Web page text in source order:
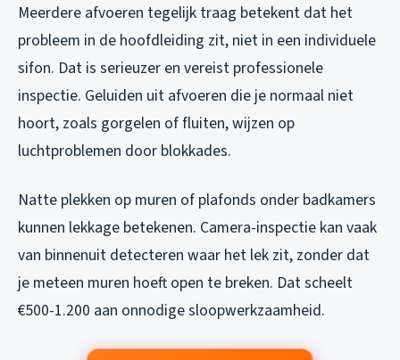
Meerdere afvoeren tegelijk traag betekent dat het
probleem in de hoofdleiding zit, niet in een individuele
sifon. Dat is serieuzer en vereist professionele
inspectie. Geluiden uit afvoeren die je normaal niet
hoort, zoals gorgelen of fluiten, wijzen op
luchtproblemen door blokkades.
Natte plekken op muren of plafonds onder badkamers
kunnen lekkage betekenen. Camera-inspectie kan vaak
van binnenuit detecteren waar het lek zit, zonder dat
je meteen muren hoeft open te breken. Dat scheelt
€500-1.200 aan onnodige sloopwerkzaamheid.